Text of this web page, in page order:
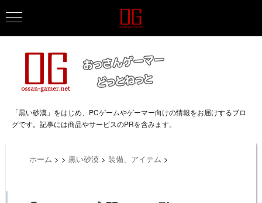
「黒い砂漠」をはじめ、PCゲームやゲーマー向けの情報をお届けするブロ
グです。記事には商品やサービスのPRを含みます。
ホーム > > 黒い砂漠 > 装備、アイテム >